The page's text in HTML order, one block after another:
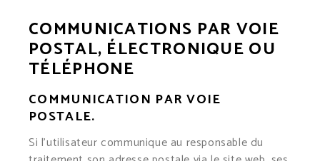
COMMUNICATIONS PAR VOIE
POSTAL, ÉLECTRONIQUE OU
TÉLÉPHONE
COMMUNICATION PAR VOIE
POSTALE.
Si l’utilisateur communique au responsable du